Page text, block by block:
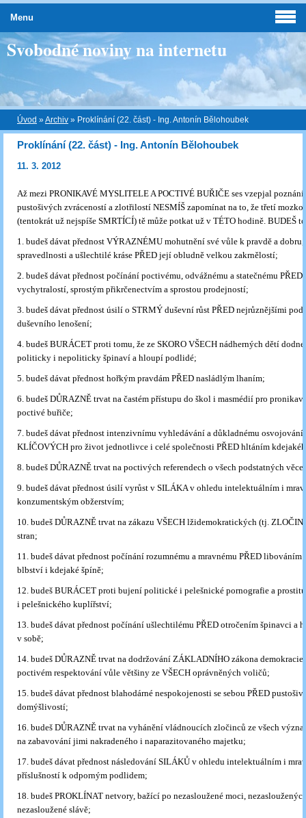
Svobodné noviny na internetu
Úvod »Archiv » Proklínání (22. část) - Ing. Antonín Bělohoubek
Proklínání (22. část) - Ing. Antonín Bělohoubek
11. 3. 2012
Až mezi PRONIKAVÉ MYSLITELE A POCTIVÉ BUŘIČE ses vzepjal
pustošivých zvráceností a zlotřilostí NESMÍŠ zapomínat na to, že třetí
(tentokrát už nejspíše SMRTÍCÍ) tě může potkat už v TÉTO hodině. BUDEŠ
1. budeš dávat přednost VÝRAZNÉMU mohutnění své vůle k pravdě a dobru,
spravedlnosti a ušlechtilé kráse PŘED její obludně velkou zakrnělostí;
2. budeš dávat přednost počínání poctivému, odvážnému a statečnému PŘED
vychytralostí, sprostým přikrčenectvím a sprostou prodejností;
3. budeš dávat přednost úsilí o STRMÝ duševní růst PŘED nejrůznějšími
duševního lenošení;
4. budeš BURÁCET proti tomu, že ze SKORO VŠECH nádherných dětí
politicky i nepoliticky špinaví a hloupí podlidé;
5. budeš dávat přednost hořkým pravdám PŘED nasládlým lhaním;
6. budeš DŮRAZNĚ trvat na častém přístupu do škol i masmédií pro
poctivé buřiče;
7. budeš dávat přednost intenzivnímu vyhledávání a důkladnému osvojování
KLÍČOVÝCH pro život jednotlivce i celé společnosti PŘED hltáním
8. budeš DŮRAZNĚ trvat na poctivých referendech o všech podstatných
9. budeš dávat přednost úsilí vyrůst v SILÁKA v ohledu intelektuálním i
konzumentským obžerstvím;
10. budeš DŮRAZNĚ trvat na zákazu VŠECH lžidemokratických (tj.
stran;
11. budeš dávat přednost počínání rozumnému a mravnému PŘED libováním
blbství i kdejaké špíně;
12. budeš BURÁCET proti bujení politické i pelešnické pornografie a
i pelešnického kuplířství;
13. budeš dávat přednost počínání ušlechtilému PŘED otročením špinavci a
v sobě;
14. budeš DŮRAZNĚ trvat na dodržování ZÁKLADNÍHO zákona
poctivém respektování vůle většiny ze VŠECH oprávněných voličů;
15. budeš dávat přednost blahodárné nespokojenosti se sebou PŘED
domýšlivostí;
16. budeš DŮRAZNĚ trvat na vyhánění vládnoucích zločinců ze všech
na zabavování jimi nakradeného i naparazitovaného majetku;
17. budeš dávat přednost následování SILÁKŮ v ohledu intelektuálním i
příslušností k odporným podlidem;
18. budeš PROKLÍNAT netvory, bažící po nezasloužené moci,
nezasloužené slávě;
Menu